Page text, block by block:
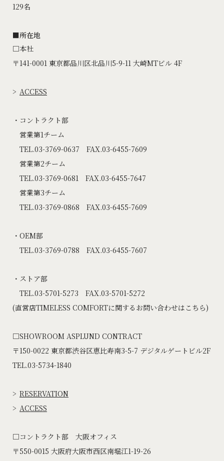
129名
■所在地
□本社
〒141-0001 東京都品川区北品川5-9-11 大崎MTビル 4F
ACCESS
コントラクト部
営業第1チーム
TEL.03-3769-0637 FAX.03-6455-7609
営業第2チーム
TEL.03-3769-0681 FAX.03-6455-7647
営業第3チーム
TEL.03-3769-0868 FAX.03-6455-7609
OEM部
TEL.03-3769-0788 FAX.03-6455-7607
ストア部
TEL.03-5701-5273 FAX.03-5701-5272
(直営店TIMELESS COMFORTに関するお問い合わせはこちら)
□SHOWROOM ASPLUND CONTRACT
〒150-0022 東京都渋谷区恵比寿南3-5-7 デジタルゲートビル2F
TEL.03-5734-1840
RESERVATION
ACCESS
□コントラクト部 大阪オフィス
〒550-0015 大阪府大阪市西区南堀江1-19-26